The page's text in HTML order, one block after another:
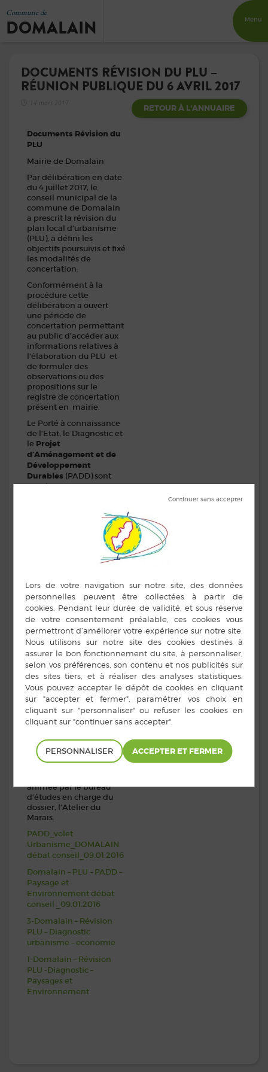
Commune de
DOMALAIN Menu
DOCUMENTS RÉVISION DU PLU –
RÉUNION PUBLIQUE DU 6 AVRIL 2017
RETOUR À L'ANNUAIRE
Documents Révision du
PLU
Mairie de Domalain
Par délibération en date
du 4 juillet 2017, le
conseil municipal de la
commune de Domalain
a prescrit la révision du
plan local d’urbanisme
(PLU), a défini les
objectifs poursuivis et fixé
les modalités de
concertation.
Conformément à la
procédure cette
délibération a ouvert
une période de
concertation permettant
au public d’accéder aux
informations relatives à
l’élaboration du PLU et
de formuler des
observations ou des
propositions sur le
registre de concertation
présent en mairie.
Le Porté à connaissance
de l’Etat, le Diagnostic et
le Projet
d’Aménagement et de
Développement
Durables (PADD) sont
mis à disposition du
mise à disposition des
l’arrêt du projet de PLU
La municipalité invite les
domalinois à participer à
une réunion publique de
présentation et
d’échanges sur leProjet
d’Aménagement et de
Développement
Durables le jeudi 6 avril
2017 à 20h00 à l’Espace
Culturel.
Objectif :
présentation du
projet de PADD qui
définira les grandes
d’aménagement du
territoire de la commune
animée par le bureau
d’études en charge du
dossier, l’Atelier du
Marais.
PADD_volet
Urbanisme_DOMALAIN
débat conseil_09.01.2016
Domalain – PLU – PADD –
Paysage et
Environnement débat
conseil _09.01.2016
3-Domalain – Révision
PLU – Diagnostic
urbanisme – economie
1-Domalain – Révision
PLU -Diagnostic –
Paysages et
Environnement
PERSONNALISER